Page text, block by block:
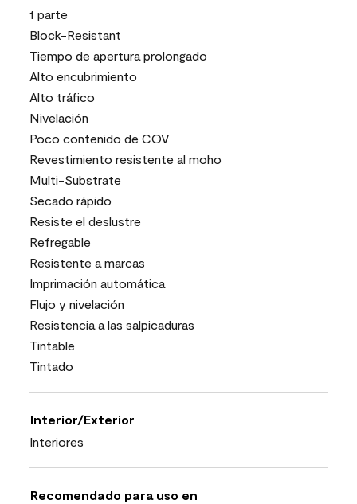
1 parte
Block-Resistant
Tiempo de apertura prolongado
Alto encubrimiento
Alto tráfico
Nivelación
Poco contenido de COV
Revestimiento resistente al moho
Multi-Substrate
Secado rápido
Resiste el deslustre
Refregable
Resistente a marcas
Imprimación automática
Flujo y nivelación
Resistencia a las salpicaduras
Tintable
Tintado
Interior/Exterior
Interiores
Recomendado para uso en